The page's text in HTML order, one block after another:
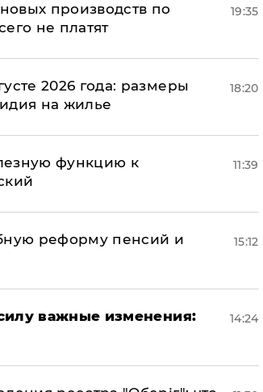
производств по
не платят
19:35
2026 года: размеры
на жилье
18:20
функцию к
11:39
реформу пенсий и
15:12
важные изменения:
14:24